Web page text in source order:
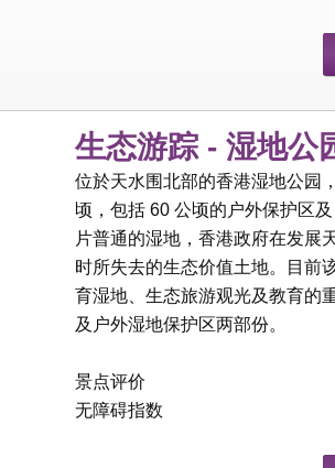
生态游踪 - 湿地公
位於天水围北部的香港湿地公园
顷，包括 60 公顷的户外保护区
片普通的湿地，香港政府在发展
时所失去的生态价值土地。目前
育湿地、生态旅游观光及教育的
及户外湿地保护区两部份。
景点评价
无障碍指数